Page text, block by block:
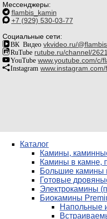
Мессенджеры:
flambis_kamin
+7 (929) 530-03-77
Социальные сети:
ВК Видео vkvideo.ru/
RuTube rutube.ru/channel/
YouTube www.youtube.com/c/
Instagram
Каталог
Камины,
Камины в камне,
Большие камины
Готовые
Электрокамины
Биокамины
Напольные